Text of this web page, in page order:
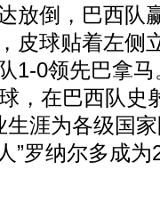
放倒，巴西队
皮球贴着左侧
1-0领先巴拿
，在巴西队史
涯为各级国
”罗纳尔多成